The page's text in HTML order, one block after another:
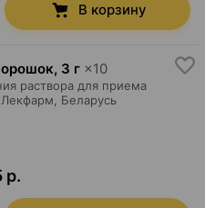
В корзину
, 3 г ×10
раствора для приема
Лекфарм , Беларусь
р.